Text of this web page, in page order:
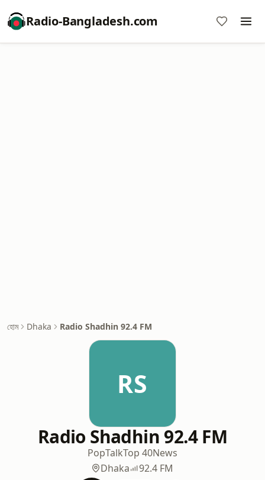
Radio-Bangladesh.com
হোম Dhaka Radio Shadhin 92.4 FM
RS
Radio Shadhin 92.4 FM
PopTalkTop 40News
Dhaka
92.4 FM